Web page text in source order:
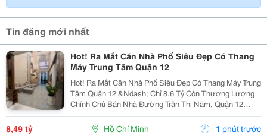
Tin đăng mới nhất
Hot! Ra Mắt Căn Nhà Phố Siêu Đẹp Có Thang
Máy Trung Tâm Quận 12
Hot! Ra Mắt Căn Nhà Phố Siêu Đẹp Có Thang Máy Trung
Tâm Quận 12 &Ndash; Chỉ 8.6 Tỷ Còn Thương Lượng
Chính Chủ Bán Nhà Đường Trần Thị Năm, Quận 12
&Ndash; Vị Trí Đẹp, Khu Dân Cư Hiện Hữu, Tiện Ích Đầy
Đủ. Diện Tích: 4M &Times; 20M Nhà...
8,49 tỷ Hồ Chí Minh 1 phút trước